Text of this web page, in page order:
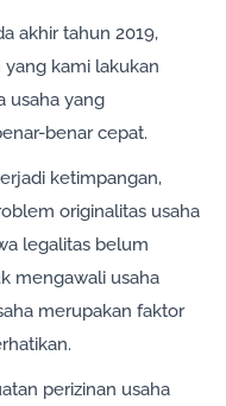
akhir tahun 2019,
kami lakukan
usaha yang
benar cepat.
ketimpangan,
originalitas usaha
legalitas belum
mengawali usaha
merupakan faktor
perizinan usaha